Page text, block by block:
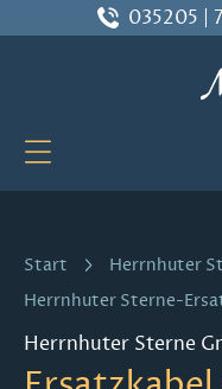
Zum Hauptinhalt035205 |
Start
Herrnhuter
Herrnhuter Sterne-
Herrnhuter Sterne